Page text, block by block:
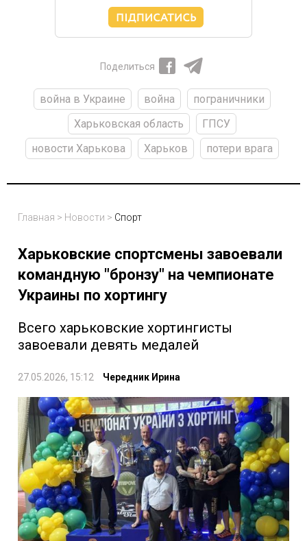
Поделиться
война в Украине война
пограничники
Харьковская область
ГПСУ
новости Харькова
Харьков потери врага
Главная > Новости > Спорт
Харьковские спортсмены завоевали
командную "бронзу" на чемпионате
Украины по хортингу
Всего харьковские хортингисты
завоевали девять медалей
27.05.2026, 15:12 Чередник Ирина